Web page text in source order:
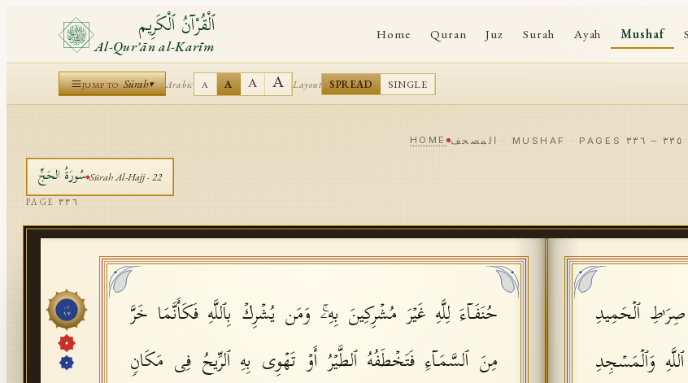
ٱلْقُرْآنُ ٱلْكَرِيم
Al-Qurʾān al-Karīm
Home Quran Juz Surah Ayah Mushaf
JUMP TO Sūrah▾ Arabic A A A A Layout SPREAD SINGLE
HOME المصحف · MUSHAF · PAGES ٣٣٥ – ٣٣٦
سُورَةُالحَجِّ SūrahAl-Hajj· 22
PAGE ٣٣٦
جُزْء
١٧
حُنَفَاۤءَ لِلَّهِ غَیۡرَ مُشۡرِكِینَ بِهِۦۚ وَمَن یُشۡرِكۡ بِٱللَّهِ فَكَأَنَّمَا خَرَّ
مِنَ ٱلسَّمَاۤءِ فَتَخۡطَفُهُ ٱلطَّیۡرُ أَوۡ تَهۡوِی بِهِ ٱلرِّیحُ فِی مَكَانࣲ
ٰ⁠طِ ٱلۡحَمِیدِ
وَٱلۡمَسۡجِدِ